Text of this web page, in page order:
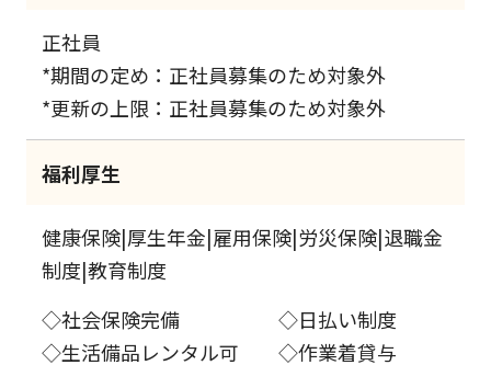
正社員
*期間の定め：正社員募集のため対象外
*更新の上限：正社員募集のため対象外
福利厚生
健康保険|厚生年金|雇用保険|労災保険|退職金
制度|教育制度
◇社会保険完備 ◇日払い制度
◇生活備品レンタル可 ◇作業着貸与